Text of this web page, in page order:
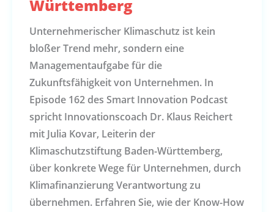
Württemberg
Unternehmerischer Klimaschutz ist kein
bloßer Trend mehr, sondern eine
Managementaufgabe für die
Zukunftsfähigkeit von Unternehmen. In
Episode 162 des Smart Innovation Podcast
spricht Innovationscoach Dr. Klaus Reichert
mit Julia Kovar, Leiterin der
Klimaschutzstiftung Baden-Württemberg,
über konkrete Wege für Unternehmen, durch
Klimafinanzierung Verantwortung zu
übernehmen. Erfahren Sie, wie der Know-How